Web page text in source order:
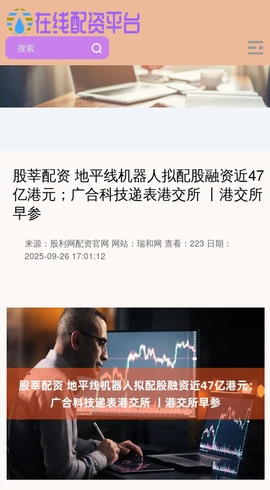
股莘配资 地平线机器人拟配股融资近47
亿港元；广合科技递表港交所 丨港交所
早参
来源：股利网配资官网 网站：瑞和网 查看：223 日期：
2025-09-26 17:01:12